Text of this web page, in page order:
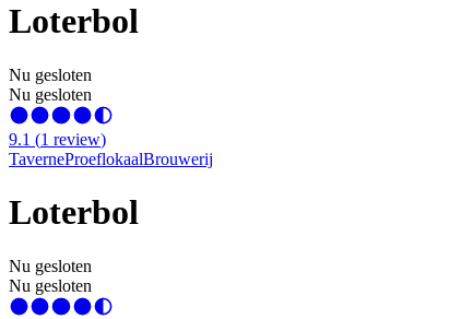
Loterbol
Nu gesloten
Nu gesloten
9.1 (1 review)
TaverneProeflokaalBrouwerij
Loterbol
Nu gesloten
Nu gesloten